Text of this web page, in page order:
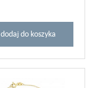
dodaj do koszyka